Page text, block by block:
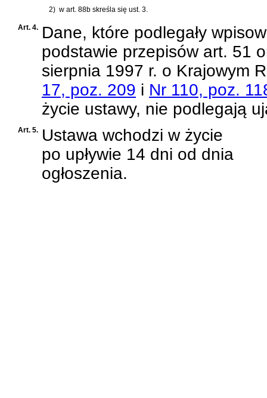
2) w art. 88b skreśla się ust. 3.
Art. 4. Dane, które podlegały
podstawie przepisów art. 51
sierpnia 1997 r. o Krajowym
17, poz. 209 i Nr 110, poz.
życie ustawy, nie podlegają
Art. 5. Ustawa wchodzi w życie
po upływie 14 dni od dnia
ogłoszenia.